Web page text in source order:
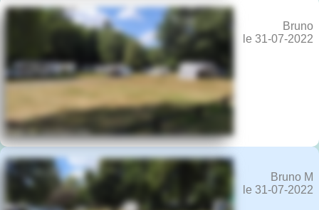
Bruno
le 31-07-2022
Bruno M
le 31-07-2022